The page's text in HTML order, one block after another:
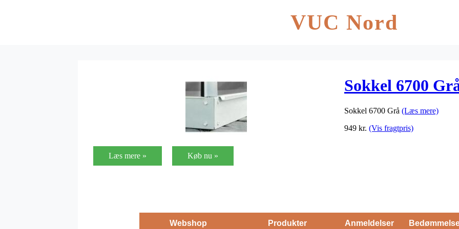
VUC Nord
Sokkel 6700
Sokkel 6700 Grå (Læs mere)
949 kr. (Vis fragtpris)
Læs mere » Køb nu »
Webshop Produkter Anmeldelser